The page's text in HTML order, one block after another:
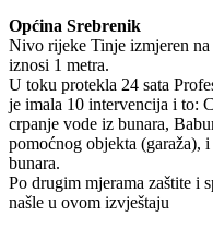
Općina Srebrenik
Nivo rijeke Tinje izmjeren
iznosi 1 metra.
U toku protekla 24 sata
je imala 10 intervencija i to:
crpanje vode iz bunara,
pomoćnog objekta (garaža),
bunara.
Po drugim mjerama zaštite i
našle u ovom izvještaju